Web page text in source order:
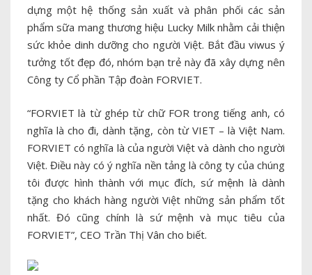
dựng một hệ thống sản xuất và phân phối các sản
phẩm sữa mang thương hiệu Lucky Milk nhằm cải thiện
sức khỏe dinh dưỡng cho người Việt. Bắt đầu viwus ý
tưởng tốt đẹp đó, nhóm bạn trẻ này đã xây dựng nên
Công ty Cổ phần Tập đoàn FORVIET.
“FORVIET là từ ghép từ chữ FOR trong tiếng anh, có
nghĩa là cho đi, dành tặng, còn từ VIET – là Việt Nam.
FORVIET có nghĩa là của người Việt và dành cho người
Việt. Điều này có ý nghĩa nền tảng là công ty của chúng
tôi được hình thành với mục đích, sứ mệnh là dành
tặng cho khách hàng người Việt những sản phẩm tốt
nhất. Đó cũng chính là sứ mệnh và mục tiêu của
FORVIET”, CEO Trần Thị Vân cho biết.